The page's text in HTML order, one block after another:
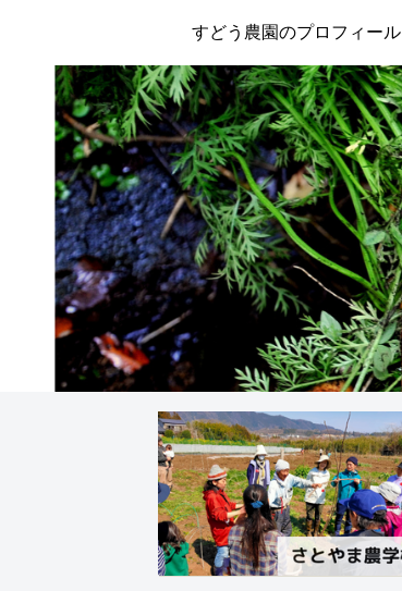
すどう農園のプロフィール